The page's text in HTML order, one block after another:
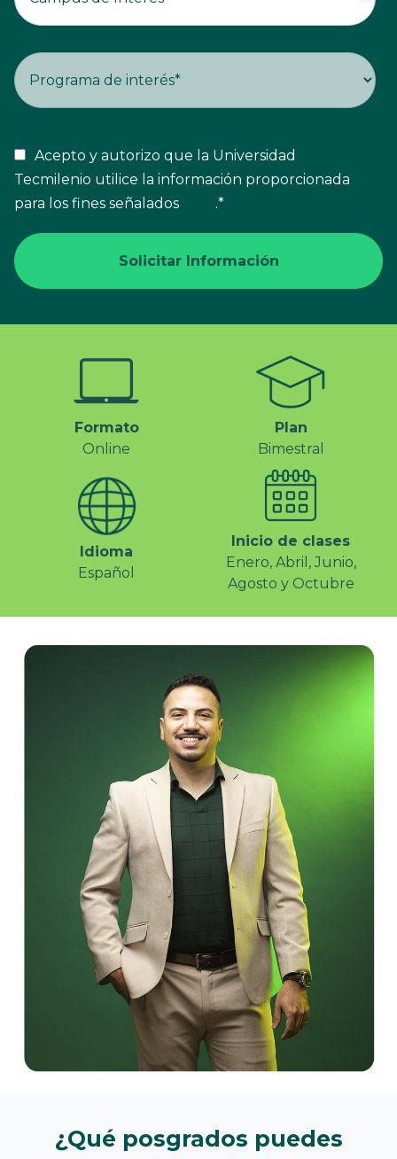
Acepto y autorizo que la Universidad
Tecmilenio utilice la información proporcionada
para los fines señalados
.*
Formato
Online
Plan
Bimestral
Idioma
Español
Inicio de clases
Enero, Abril, Junio,
Agosto y Octubre
¿Qué posgrados puedes